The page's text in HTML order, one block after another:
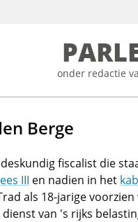
onder redactie
Berge
fiscalist die
III en nadien in het
als 18-jarige
van 's rijks